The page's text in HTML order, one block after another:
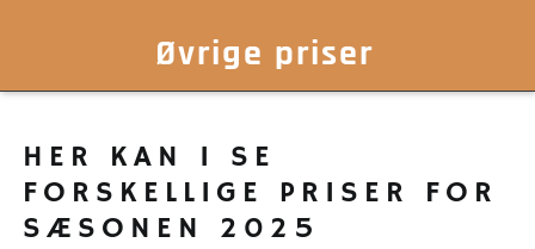
Øvrige priser
HER KAN I SE
FORSKELLIGE PRISER FOR
SÆSONEN 2025